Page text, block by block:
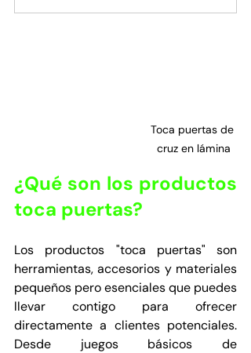
Toca puertas de
cruz en lámina
¿Qué son los productos
toca puertas?
Los productos "toca puertas" son
herramientas, accesorios y materiales
pequeños pero esenciales que puedes
llevar contigo para ofrecer
directamente a clientes potenciales.
Desde juegos básicos de